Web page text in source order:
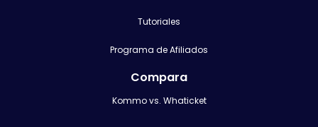
Tutoriales
Programa de Afiliados
Compara
Kommo vs. Whaticket